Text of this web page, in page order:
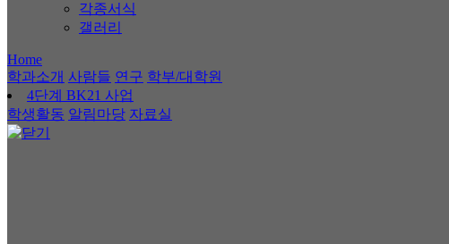
각종서식
갤러리
Home
학과소개 사람들 연구 학부/대학원
4단계 BK21 사업
학생활동 알림마당 자료실